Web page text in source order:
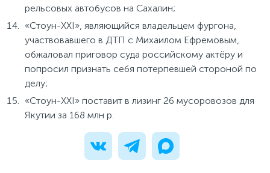
рельсовых автобусов на Сахалин;
«Стоун-XXI», являющийся владельцем фургона,
участвовавшего в ДТП с Михаилом Ефремовым,
обжаловал приговор суда российскому актёру и
попросил признать себя потерпевшей стороной по
делу;
«Стоун-XXI» поставит в лизинг 26 мусоровозов для
Якутии за 168 млн р.